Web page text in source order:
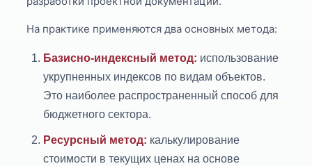
На практике применяются два основных метода:
Базисно-индексный метод: использование
укрупненных индексов по видам объектов.
Это наиболее распространенный способ для
бюджетного сектора.
Ресурсный метод: калькулирование
стоимости в текущих ценах на основе